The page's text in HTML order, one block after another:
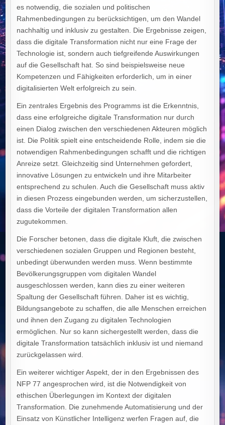
es notwendig, die sozialen und politischen
Rahmenbedingungen zu berücksichtigen, um den Wandel
nachhaltig und inklusiv zu gestalten. Die Ergebnisse zeigen,
dass die digitale Transformation nicht nur eine Frage der
Technologie ist, sondern auch tiefgreifende Auswirkungen
auf die Gesellschaft hat. So sind beispielsweise neue
Kompetenzen und Fähigkeiten erforderlich, um in einer
digitalisierten Welt erfolgreich zu sein.
Ein zentrales Ergebnis des Programms ist die Erkenntnis,
dass eine erfolgreiche digitale Transformation nur durch
einen Dialog zwischen den verschiedenen Akteuren möglich
ist. Die Politik spielt eine entscheidende Rolle, indem sie die
notwendigen Rahmenbedingungen schafft und die richtigen
Anreize setzt. Gleichzeitig sind Unternehmen gefordert,
innovative Lösungen zu entwickeln und ihre Mitarbeiter
entsprechend zu schulen. Auch die Gesellschaft muss aktiv
in diesen Prozess eingebunden werden, um sicherzustellen,
dass die Vorteile der digitalen Transformation allen
zugutekommen.
Die Forscher betonen, dass die digitale Kluft, die zwischen
verschiedenen sozialen Gruppen und Regionen besteht,
unbedingt überwunden werden muss. Wenn bestimmte
Bevölkerungsgruppen vom digitalen Wandel
ausgeschlossen werden, kann dies zu einer weiteren
Spaltung der Gesellschaft führen. Daher ist es wichtig,
Bildungsangebote zu schaffen, die alle Menschen erreichen
und ihnen den Zugang zu digitalen Technologien
ermöglichen. Nur so kann sichergestellt werden, dass die
digitale Transformation tatsächlich inklusiv ist und niemand
zurückgelassen wird.
Ein weiterer wichtiger Aspekt, der in den Ergebnissen des
NFP 77 angesprochen wird, ist die Notwendigkeit von
ethischen Überlegungen im Kontext der digitalen
Transformation. Die zunehmende Automatisierung und der
Einsatz von Künstlicher Intelligenz werfen Fragen auf, die